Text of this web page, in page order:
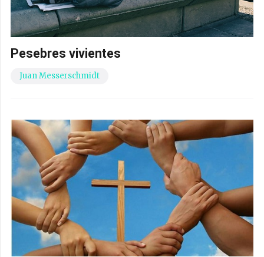
Pesebres vivientes
Juan Messerschmidt